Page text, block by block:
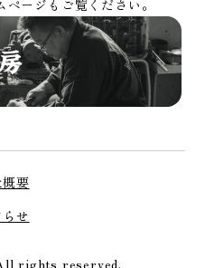
ージもご覧ください。
rights reserved.
要
せ